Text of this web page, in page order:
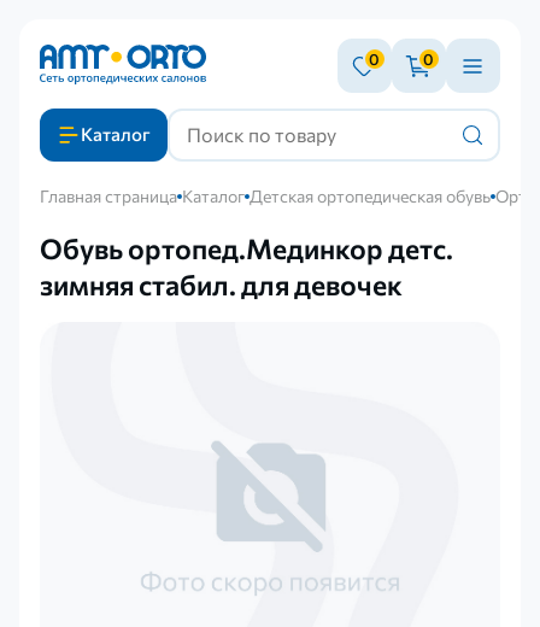
0 0
Каталог
Главная страница Каталог Детская ортопедическая обувь
Обувь ортопед.Мединкор детс.
зимняя стабил. для девочек